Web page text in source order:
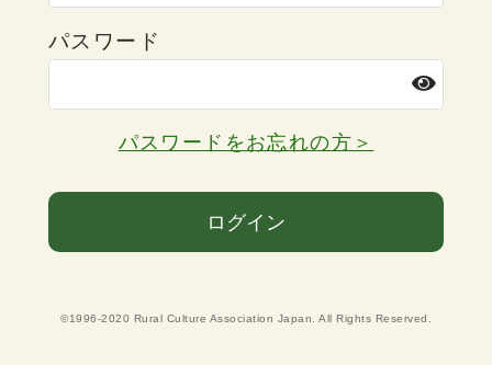
パスワード
パスワードをお忘れの方＞
ログイン
©1996-2020 Rural Culture Association Japan. All Rights Reserved.